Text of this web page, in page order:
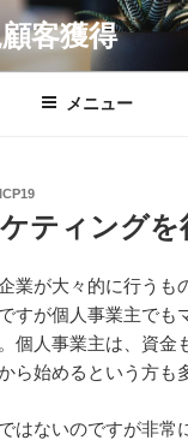
客獲得
メニュー
ティングを
業が大々的に行うも
すが個人事業主でも
個人事業主は、資金
ら始めるという方も
はないのですが非常